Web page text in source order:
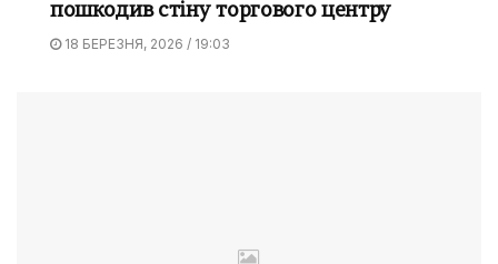
пошкодив стіну торгового центру
18 БЕРЕЗНЯ, 2026 / 19:03